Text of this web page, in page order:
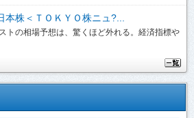
株＜ＴＯＫＹＯ株ニュ?...
トの相場予想は、驚くほど外れる。経済指標や